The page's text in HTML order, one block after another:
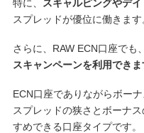
特に、 スキャルピングやデ
スプレッドが優位に働きます
さらに、RAW ECN口座でも
スキャンペーンを利用できま
ECN口座でありながらボー
スプレッドの狭さとボーナ
すめできる口座タイプです。